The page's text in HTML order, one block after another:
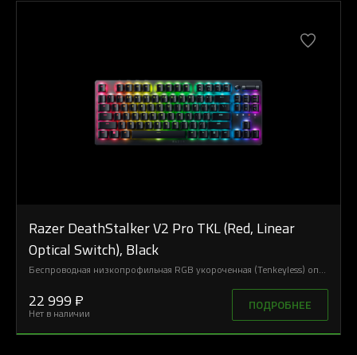
Razer DeathStalker V2 Pro TKL (Red, Linear
Optical Switch), Black
Беспроводная низкопрофильная RGB укороченная (Tenkeyless) оптическая игровая клавиатура
22 999 ₽
Нет в наличии
ПОДРОБНЕЕ